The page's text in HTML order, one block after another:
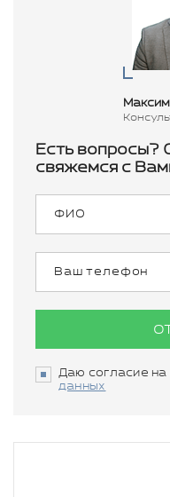
Есть вопросы?
свяжемся с
Даю согласие
данных